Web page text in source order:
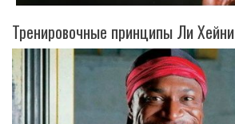
Тренировочные принципы Ли Хейни